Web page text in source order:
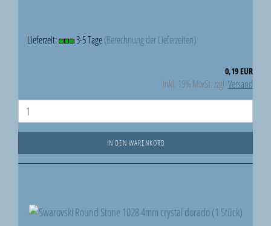
Lieferzeit: 3-5 Tage(Berechnung der Lieferzeiten)
0,19 EUR
inkl. 19% MwSt. zzgl.Versand
IN DEN WARENKORB